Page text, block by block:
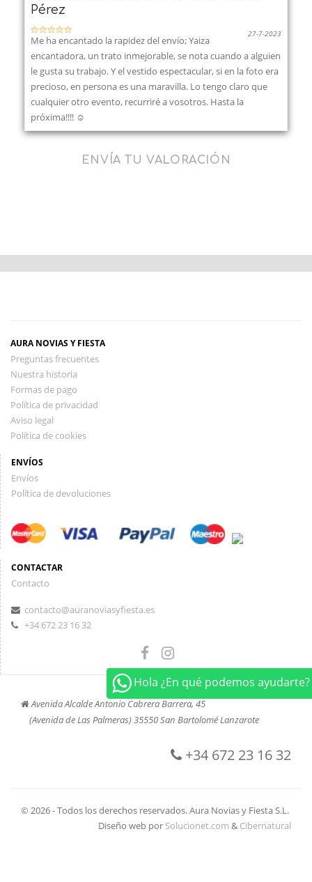
Hola ¿En qué podemos ayudarte?
Pérez
27-7-2023
Me ha encantado la rapidez del envío; Yaiza
encantadora, un trato inmejorable, se nota cuando a alguien
le gusta su trabajo. Y el vestido espectacular, si en la foto era
precioso, en persona es una maravilla. Lo tengo claro que
cualquier otro evento, recurriré a vosotros. Hasta la
próxima!!!! ☺️
ENVÍA TU VALORACIÓN
AURA NOVIAS Y FIESTA
Preguntas frecuentes
Nuestra historia
Formas de pago
Política de privacidad
Aviso legal
Política de cookies
ENVÍOS
Envíos
Política de devoluciones
CONTACTAR
Contacto
contacto@auranoviasyfiesta.es
+34 672 23 16 32
Avenida Alcalde Antonio Cabrera Barrera, 45
(Avenida de Las Palmeras) 35550 San Bartolomé Lanzarote
+34 672 23 16 32
© 2026 - Todos los derechos reservados. Aura Novias y Fiesta S.L.
Diseño web por Solucionet.com & Cibernatural